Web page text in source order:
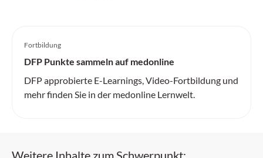
Fortbildung
DFP Punkte sammeln auf medonline
DFP approbierte E-Learnings, Video-Fortbildung und
mehr finden Sie in der medonline Lernwelt.
Weitere Inhalte zum Schwerpunkt: